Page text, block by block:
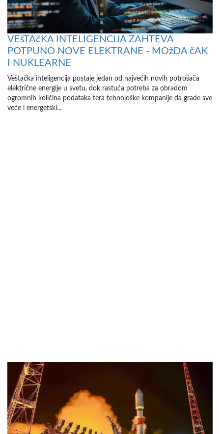
VEšTAčKA INTELIGENCIJA ZAHTEVA
POTPUNO NOVE ELEKTRANE - MOžDA čAK
I NUKLEARNE
Veštačka inteligencija postaje jedan od najvećih novih potrošača
električne energije u svetu, dok rastuća potreba za obradom
ogromnih količina podataka tera tehnološke kompanije da grade sve
veće i energetski...